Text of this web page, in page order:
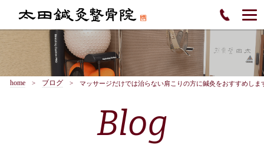
home ブログ マッサージだけでは治らない肩こりの方に鍼灸をおすすめしま
Blog